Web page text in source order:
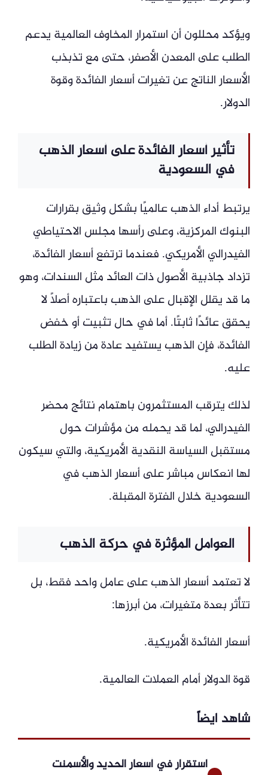
ويؤكد محللون أن استمرار المخاوف العالمية يدعم
الطلب على المعدن الأصفر، حتى مع تذبذب
الأسعار الناتج عن تغيرات أسعار الفائدة وقوة
الدولار.
تأثير أسعار الفائدة على أسعار الذهب
في السعودية
يرتبط أداء الذهب عالميًا بشكل وثيق بقرارات
البنوك المركزية، وعلى رأسها مجلس الاحتياطي
الفيدرالي الأمريكي. فعندما ترتفع أسعار الفائدة،
تزداد جاذبية الأصول ذات العائد مثل السندات، وهو
ما قد يقلل الإقبال على الذهب باعتباره أصلًا لا
يحقق عائدًا ثابتًا. أما في حال تثبيت أو خفض
الفائدة، فإن الذهب يستفيد عادة من زيادة الطلب
عليه.
لذلك يترقب المستثمرون باهتمام نتائج محضر
الفيدرالي، لما قد يحمله من مؤشرات حول
مستقبل السياسة النقدية الأمريكية، والتي سيكون
لها انعكاس مباشر على أسعار الذهب في
السعودية خلال الفترة المقبلة.
العوامل المؤثرة في حركة الذهب
لا تعتمد أسعار الذهب على عامل واحد فقط، بل
تتأثر بعدة متغيرات، من أبرزها:
أسعار الفائدة الأمريكية.
قوة الدولار أمام العملات العالمية.
شاهد ايضاً
استقرار في أسعار الحديد والأسمنت